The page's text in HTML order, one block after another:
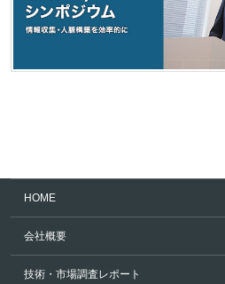
HOME
会社概要
技術・市場調査レポート